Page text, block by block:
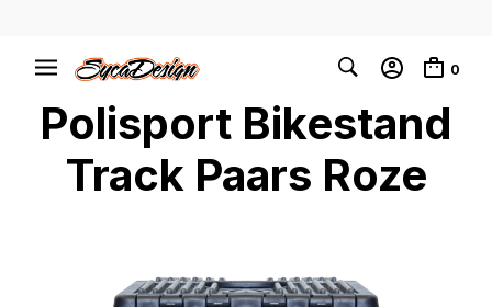
0
Polisport Bikestand
Track Paars Roze